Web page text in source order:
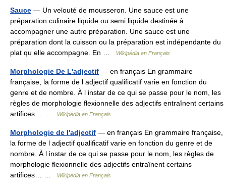
Sauce — Un velouté de mousseron. Une sauce est une
préparation culinaire liquide ou semi liquide destinée à
accompagner une autre préparation. Une sauce est une
préparation dont la cuisson ou la préparation est indépendante du
plat qu elle accompagne. En …
Wikipédia en Français
Morphologie De L'adjectif — en français En grammaire
française, la forme de l adjectif qualificatif varie en fonction du
genre et de nombre. À l instar de ce qui se passe pour le nom, les
règles de morphologie flexionnelle des adjectifs entraînent certains
artifices… …
Wikipédia en Français
Morphologie de l'adjectif — en français En grammaire française,
la forme de l adjectif qualificatif varie en fonction du genre et de
nombre. À l instar de ce qui se passe pour le nom, les règles de
morphologie flexionnelle des adjectifs entraînent certains
artifices… …
Wikipédia en Français